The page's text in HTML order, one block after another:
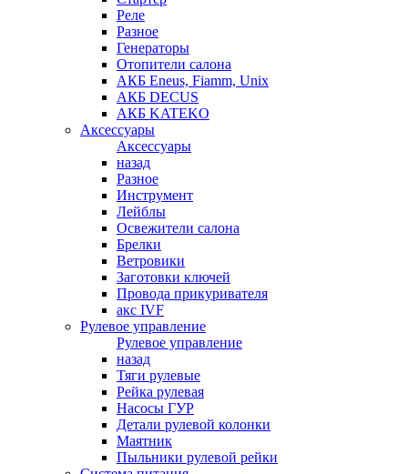
Реле
Разное
Генераторы
Отопители салона
АКБ Eneus, Fiamm, Unix
АКБ DECUS
АКБ KATEKO
Аксессуары
Аксессуары
назад
Разное
Инструмент
Лейблы
Освежители салона
Брелки
Ветровики
Заготовки ключей
Провода прикуривателя
акс IVF
Рулевое управление
Рулевое управление
назад
Тяги рулевые
Рейка рулевая
Насосы ГУР
Детали рулевой колонки
Маятник
Пыльники рулевой рейки